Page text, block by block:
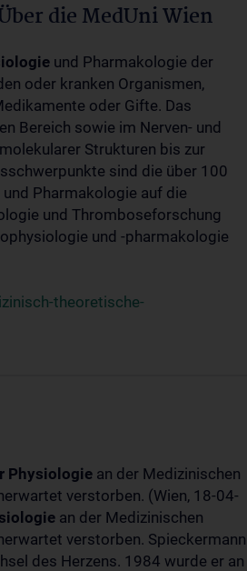
die MedUni Wien
und Pharmakologie der
oder kranken Organismen,
oder Gifte. Das
Bereich sowie im Nerven- und
Strukturen bis zur
sind die über 100
und Pharmakologie auf die
und Thromboseforschung
und -pharmakologie
theoretische-
Physiologie an der Medizinischen
verstorben. (Wien, 18-04-
an der Medizinischen
verstorben. Spieckermann
des Herzens. 1984 wurde er an